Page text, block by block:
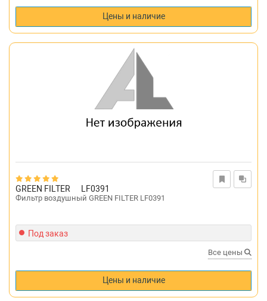
Цены и наличие
GREEN FILTER LF0391
Фильтр воздушный GREEN FILTER LF0391
Под заказ
Все цены
Цены и наличие